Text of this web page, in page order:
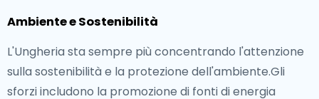
Ambiente e Sostenibilità
L'Ungheria sta sempre più concentrando l'attenzione
sulla sostenibilità e la protezione dell'ambiente.Gli
sforzi includono la promozione di fonti di energia